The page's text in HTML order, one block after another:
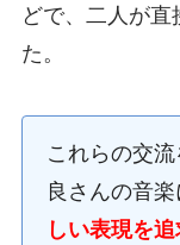
どで、二人が
た。
これらの交
良さんの音楽
しい表現を